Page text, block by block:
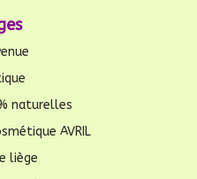
naturelles
AVRIL
liège